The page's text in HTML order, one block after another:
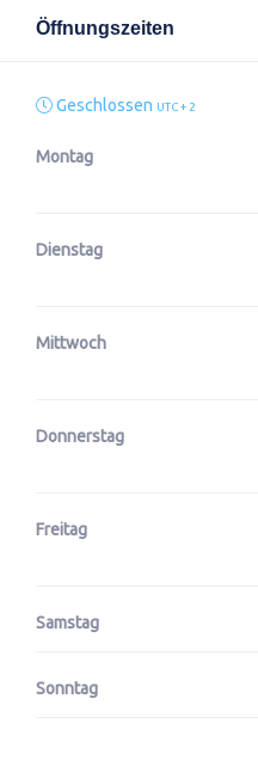
Öffnungszeiten
Geschlossen UTC + 2
Montag
Dienstag
Mittwoch
Donnerstag
Freitag
Samstag
Sonntag